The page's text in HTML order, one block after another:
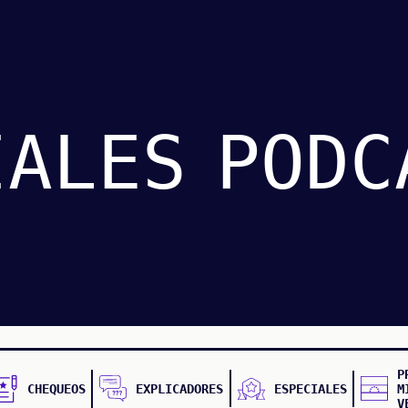
CHEQUEOS EXPLICADORES ESPECIALES